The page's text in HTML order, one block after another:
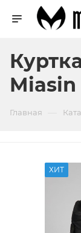
Miasin
Главная
ХИТ